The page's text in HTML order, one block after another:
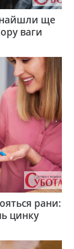
ще
ваги
рани:
цинку